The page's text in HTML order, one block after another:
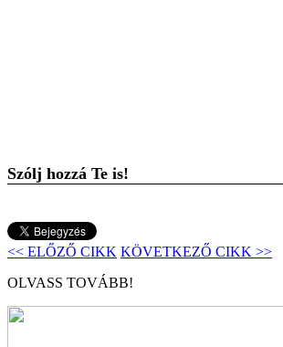
Szólj hozzá Te is!
<< ELŐZŐ CIKK KÖVETKEZŐ CIKK >>
OLVASS TOVÁBB!